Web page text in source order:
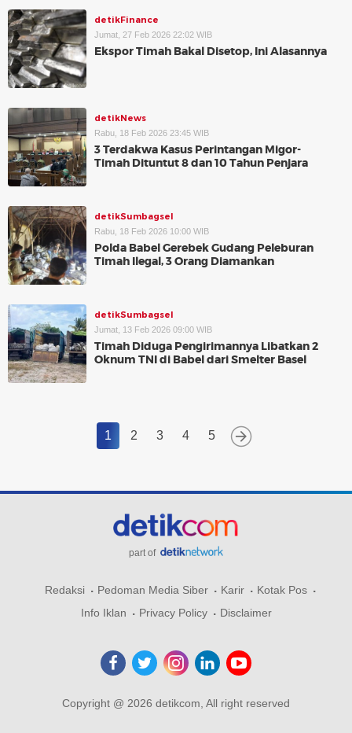
detikFinance
Jumat, 27 Feb 2026 22:02 WIB
Ekspor Timah Bakal Disetop, Ini Alasannya
detikNews
Rabu, 18 Feb 2026 23:45 WIB
3 Terdakwa Kasus Perintangan Migor-
Timah Dituntut 8 dan 10 Tahun Penjara
detikSumbagsel
Rabu, 18 Feb 2026 10:00 WIB
Polda Babel Gerebek Gudang Peleburan
Timah Ilegal, 3 Orang Diamankan
detikSumbagsel
Jumat, 13 Feb 2026 09:00 WIB
Timah Diduga Pengirimannya Libatkan 2
Oknum TNI di Babel dari Smelter Basel
1 2 3 4 5
part of
Redaksi Pedoman Media Siber Karir
Kotak Pos
Info Iklan
Privacy Policy Disclaimer
Copyright @ 2026 detikcom, All right reserved